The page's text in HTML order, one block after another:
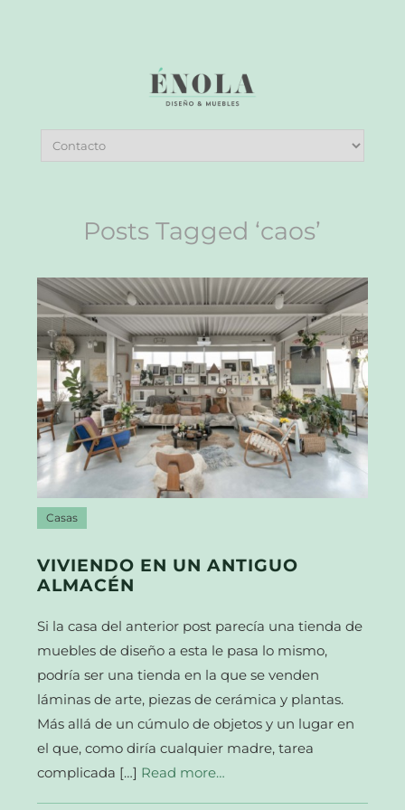
Posts Tagged ‘caos’
Casas
VIVIENDO EN UN ANTIGUO
ALMACÉN
Si la casa del anterior post parecía una tienda de
muebles de diseño a esta le pasa lo mismo,
podría ser una tienda en la que se venden
láminas de arte, piezas de cerámica y plantas.
Más allá de un cúmulo de objetos y un lugar en
el que, como diría cualquier madre, tarea
complicada […] Read more…